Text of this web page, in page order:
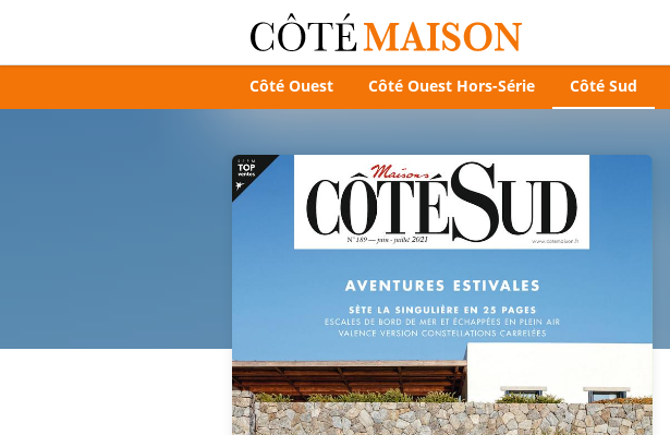
Côté Ouest Côté Ouest Hors-Série Côté Sud